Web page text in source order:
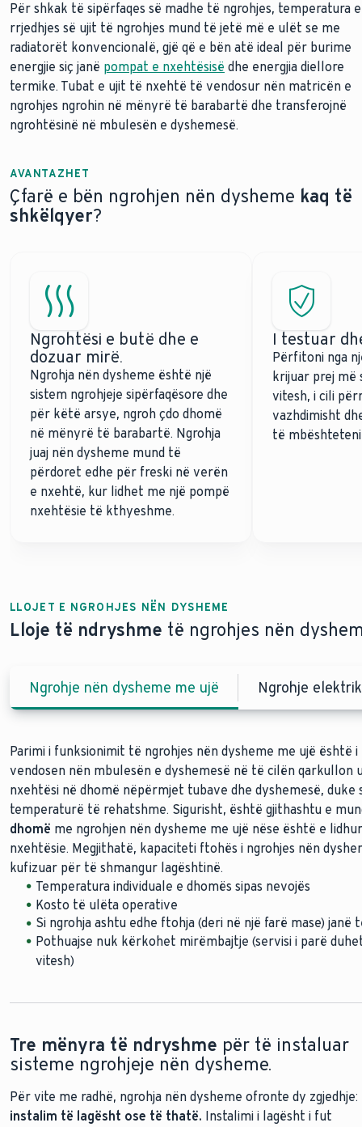
Për shkak të sipërfaqes së madhe të ngrohjes, temperatura e
rrjedhjes së ujit të ngrohjes mund të jetë më e ulët se me
radiatorët konvencionalë, gjë që e bën atë ideal për burime
energjie siç janë pompat e nxehtësisë dhe energjia diellore
termike. Tubat e ujit të nxehtë të vendosur nën matricën e
ngrohjes ngrohin në mënyrë të barabartë dhe transferojnë
ngrohtësinë në mbulesën e dyshemesë.
AVANTAZHET
Çfarë e bën ngrohjen nën dysheme kaq të
shkëlqyer?
Ngrohtësi e butë dhe e
dozuar mirë.
Ngrohja nën dysheme është një
sistem ngrohjeje sipërfaqësore dhe
për këtë arsye, ngroh çdo dhomë
në mënyrë të barabartë. Ngrohja
juaj nën dysheme mund të
përdoret edhe për freski në verën
e nxehtë, kur lidhet me një pompë
nxehtësie të kthyeshme.
I testuar
Përfitoni nga
krijuar prej më
vitesh, i cili
vazhdimisht
të
LLOJET E NGROHJES NËN DYSHEME
Lloje të ndryshme të ngrohjes nën
Ngrohje nën dysheme me ujë Ngrohje
Parimi i funksionimit të ngrohjes nën dysheme me ujë është
vendosen nën mbulesën e dyshemesë në të cilën qarkullon
nxehtësi në dhomë nëpërmjet tubave dhe dyshemesë, duke
temperaturë të rehatshme. Sigurisht, është gjithashtu e
dhomë me ngrohjen nën dysheme me ujë nëse është e
nxehtësie. Megjithatë, kapaciteti ftohës i ngrohjes nën
kufizuar për të shmangur lagështinë.
Temperatura individuale e dhomës sipas nevojës
Kosto të ulëta operative
Si ngrohja ashtu edhe ftohja (deri në një farë mase) janë
Pothuajse nuk kërkohet mirëmbajtje (servisi i parë
vitesh)
nuk duhet të funksionojë vazhdimisht
Temperatura individuale e dhomës sipas nevojës
Instalim i lirë dhe i shpejtë
Sistem praktikisht pa mirëmbajtje
Kohë e shkurtër ngrohjeje
Tre mënyra të ndryshme për të instaluar
sisteme ngrohjeje nën dysheme.
Për vite me radhë, ngrohja nën dysheme ofronte dy zgjedhje:
instalim të lagësht ose të thatë. Instalimi i lagësht i fut